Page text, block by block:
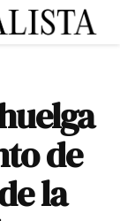
de
la